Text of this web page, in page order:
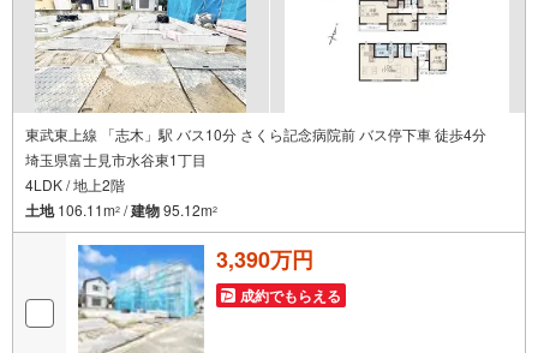
東武東上線 「志木」駅 バス10分 さくら記念病院前 バス停下車 徒歩4分
埼玉県富士見市水谷東1丁目
4LDK / 地上2階
土地106.11m2 /建物95.12m2
3,390万円
成約でもらえる